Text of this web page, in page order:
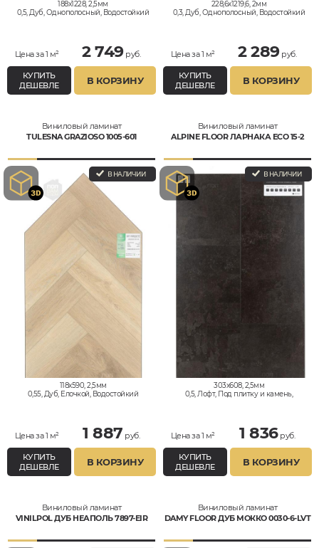
188x1228, 2,5мм
0,5, Дуб, Однополосный, Водостойкий
Цена за 1 м² 2 749руб.
КУПИТЬ
ДЕШЕВЛЕ
В КОРЗИНУ
228,6x1219,6, 2мм
0,3, Дуб, Однополосный, Водостойкий
Цена за 1 м² 2 289руб.
КУПИТЬ
ДЕШЕВЛЕ
В КОРЗИНУ
Виниловый ламинат
TULESNA GRAZIOSO 1005-601
В НАЛИЧИИ
118x590, 2,5мм
0,55, Дуб, Елочкой, Водостойкий
Цена за 1 м² 1 887 руб.
КУПИТЬ
ДЕШЕВЛЕ
В КОРЗИНУ
Виниловый ламинат
ALPINE FLOOR ЛАРНАКА ЕСО 15-2
В НАЛИЧИИ
303x608, 2,5мм
0,5, Лофт, Под плитку и камень,
Цена за 1 м² 1 836руб.
КУПИТЬ
ДЕШЕВЛЕ
В КОРЗИНУ
Виниловый ламинат
VINILPOL ДУБ НЕАПОЛЬ 7897-EIR
Виниловый ламинат
DAMY FLOOR ДУБ МОККО 0030-6-LVT